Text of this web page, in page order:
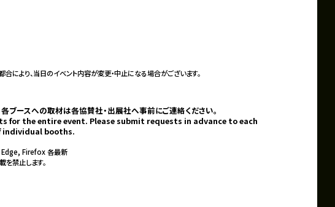
により、当日のイベント内容が変更・中止になる場合がございます。
各ブースへの取材は各協賛社・出展社へ事前にご連絡ください。
for the entire event. Please submit requests in advance to each
individual booths.
Firefox 各最新
禁止します。